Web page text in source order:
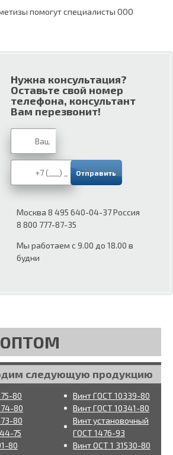
помогут специалисты ООО
Нужна консультация?
Оставьте свой номер
телефона, консультант
Вам перезвонит!
Москва 8 495 640-04-37 Россия
8 800 777-87-35
Мы работаем с 9.00 до 18.00 в
будни
следующую продукцию
80
80
80
75
80
Винт ГОСТ 10339-80
Винт ГОСТ 10341-80
Винт установочный
ГОСТ 1476-93
Винт ОСТ 1 31530-80